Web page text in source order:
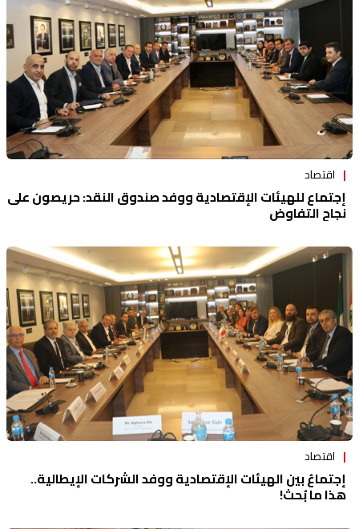
اقتصاد
إجتماع للهيئات الإقتصادية ووفد صندوق النقد: حريصون على
نجاح التفاوض
اقتصاد
إجتماعُ بين الهيئات الإقتصادية ووفد الشركات الإيطالية..
هذا ما بُحث!